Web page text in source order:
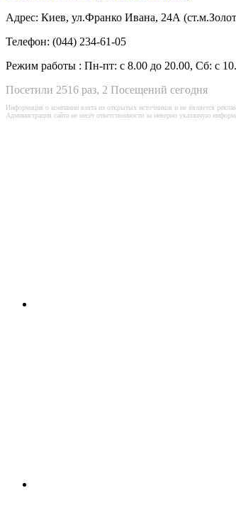
Адрес: Киев, ул.Франко Ивана, 24А
Телефон: (044) 234-61-05
Режим работы : Пн-пт: с 8.00 до 20.00, Сб: с
Посетили 2516 раз, 2 Посещений сегодня
Информация о компании взята из открытых источников и не является
Администрация сайта не несёт ответственности за неверно указанную